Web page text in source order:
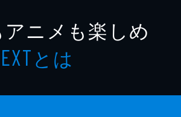
ニメも楽しめ
とは